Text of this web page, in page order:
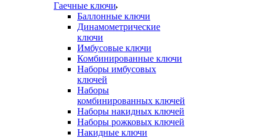
Гаечные ключи
Баллонные ключи
Динамометрические
ключи
Имбусовые ключи
Комбинированные ключи
Наборы имбусовых
ключей
Наборы
комбинированных ключей
Наборы накидных ключей
Наборы рожковых ключей
Накидные ключи